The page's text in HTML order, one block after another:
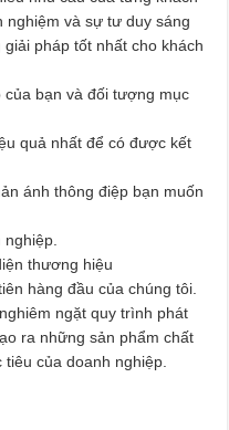
nghiệm và sự tư duy sáng
pháp tốt nhất cho khách
bạn và đối tượng mục
quả nhất để có được kết
ánh thông điệp bạn muốn
thương hiệu
hàng đầu của chúng tôi.
ngặt quy trình phát
ra những sản phẩm chất
của doanh nghiệp.